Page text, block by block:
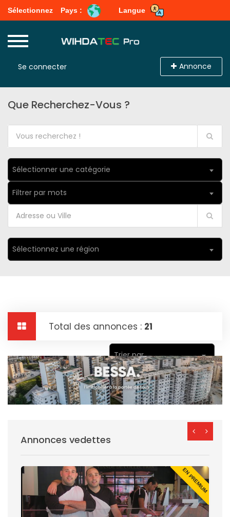
Sélectionnez Pays : Langue
Se connecter Annonce
Que Recherchez-Vous ?
Sélectionner une catégorie
Filtrer par mots
Sélectionnez une région
Total des annonces : 21
Trier par
Annonces vedettes
EN PREMIUM